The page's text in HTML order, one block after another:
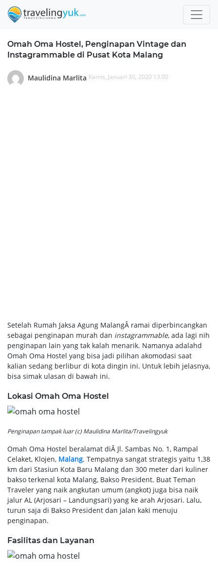
Omah Oma Hostel, Penginapan Vintage dan
Instagrammable di Pusat Kota Malang
Maulidina Marlita Kamis, Januari 30, 2020 13.00
Setelah Rumah Jaksa Agung MalangÂ ramai diperbincangkan
sebagai penginapan murah dan instagrammable, ada lagi nih
penginapan lain yang tak kalah menarik. Namanya adalahd
Omah Oma Hostel yang bisa jadi pilihan akomodasi saat
kalian sedang berlibur di kota dingin ini. Untuk lebih jelasnya,
bisa simak ulasan di bawah ini.
Lokasi Omah Oma Hostel
Penginapan tampak luar (c) Maulidina Marlita/Travelingyuk
Omah Oma Hostel beralamat diÂ Jl. Sambas No. 1, Rampal
Celaket, Klojen, Malang. Tempatnya sangat strategis yaitu 1,38
km dari Stasiun Kota Baru Malang dan 300 meter dari kuliner
bakso terkenal kota Malang, Bakso President. Buat Teman
Traveler yang naik angkutan umum (angkot) juga bisa naik
jalur AL (Arjosari – Landungsari) yang ke arah Arjosari. Lalu,
turun saja di Bakso President dan jalan kaki menuju
penginapan.
Fasilitas dan Layanan